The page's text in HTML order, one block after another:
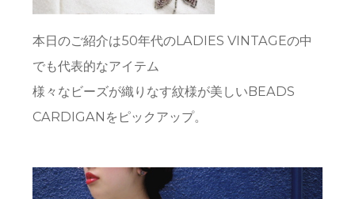
本日のご紹介は50年代のLADIES VINTAGEの中
でも代表的なアイテム
様々なビーズが織りなす紋様が美しいBEADS
CARDIGANをピックアップ。